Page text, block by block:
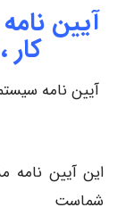
آیین
کار
آیین نامه
شماست